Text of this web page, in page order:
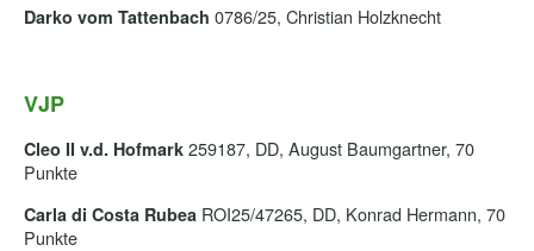
Darko vom Tattenbach 0786/25, Christian Holzknecht
VJP
Cleo II v.d. Hofmark 259187, DD, August Baumgartner, 70
Punkte
Carla di Costa Rubea ROI25/47265, DD, Konrad Hermann, 70
Punkte